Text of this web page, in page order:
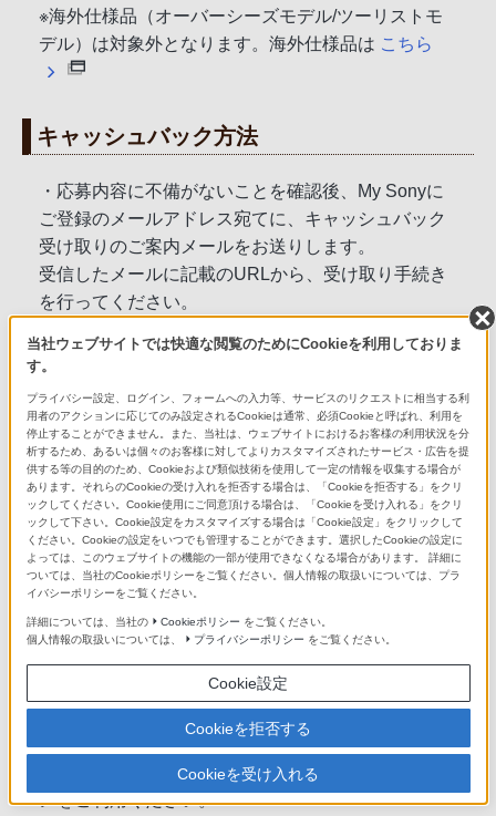
※海外仕様品（オーバーシーズモデル/ツーリストモ
デル）は対象外となります。海外仕様品は こちら
キャッシュバック方法
・応募内容に不備がないことを確認後、My Sonyに
ご登録のメールアドレス宛てに、キャッシュバック
受け取りのご案内メールをお送りします。
受信したメールに記載のURLから、受け取り手続き
を行ってください。
※ご案内メールは、応募締切後2～3カ月を目途にお
※複数応募された場合はキャッシュバック金額を合計
して受け取りのご案内メールをお送りします。
※キャッシュバックは、GMOペイメントゲートウェ
イ株式会社の「GMO-PG 送金サービス」を利用しま
す。
※受け取り手続きには期限があります。ご案内メール
に記載されている期限内にお手続きください。
込み、またはセブン銀行ATM での受け取りとなりま
す。
※キャッシュバック金額が10万円を超える場合、セ
ブン銀行ATM での受け取りはできません。
※受け取り手続きはフィーチャーフォンには対応して
おりません。パソコン・タブレット・スマートフォ
ンをご利用ください。
当社ウェブサイトでは快適な閲覧のためにCookieを利用しておりま
す。
プライバシー設定、ログイン、フォームへの入力等、サービスのリクエストに相当する利
用者のアクションに応じてのみ設定されるCookieは通常、必須Cookieと呼ばれ、利用を
停止することができません。また、当社は、ウェブサイトにおけるお客様の利用状況を分
析するため、あるいは個々のお客様に対してよりカスタマイズされたサービス・広告を提
供する等の目的のため、Cookieおよび類似技術を使用して一定の情報を収集する場合が
あります。それらのCookieの受け入れを拒否する場合は、「Cookieを拒否する」をクリ
ックしてください。Cookie使用にご同意頂ける場合は、「Cookieを受け入れる」をクリ
ックして下さい。Cookie設定をカスタマイズする場合は「Cookie設定」をクリックして
ください。Cookieの設定をいつでも管理することができます。選択したCookieの設定に
よっては、このウェブサイトの機能の一部が使用できなくなる場合があります。 詳細に
ついては、当社のCookieポリシーをご覧ください。個人情報の取扱いについては、プラ
イバシーポリシーをご覧ください。
詳細については、当社の Cookieポリシー をご覧ください。
個人情報の取扱いについては、
プライバシーポリシー をご覧ください。
Cookie設定
Cookieを拒否する
Cookieを受け入れる